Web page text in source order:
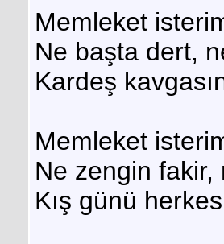
Memleket
Ne başta dert,
Kardeş
Memleket
Ne zengin fakir,
Kış günü